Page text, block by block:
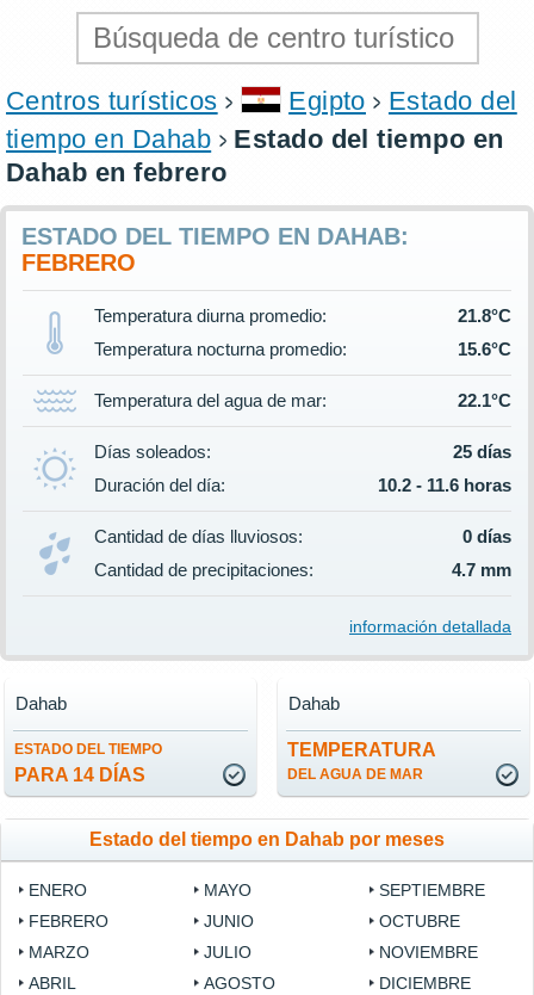
Centros turísticos Egipto
Estado del
tiempo en Dahab
Estado del tiempo en
Dahab en febrero
ESTADO DEL TIEMPO EN DAHAB:
FEBRERO
Temperatura diurna promedio:
21.8°C
Temperatura nocturna promedio:
15.6°C
Temperatura del agua de mar: 22.1°C
Días soleados:
25 días
Duración del día:
10.2 - 11.6 horas
Cantidad de días lluviosos:
0 días
Cantidad de precipitaciones:
4.7 mm
información detallada
ESTADO DEL TIEMPO
PARA 14 DÍAS
Dahab
TEMPERATURA
DEL AGUA DE MAR
Dahab
Estado del tiempo en Dahab por meses
ENERO
FEBRERO
MARZO
ABRIL
MAYO
JUNIO
JULIO
AGOSTO
SEPTIEMBRE
OCTUBRE
NOVIEMBRE
DICIEMBRE